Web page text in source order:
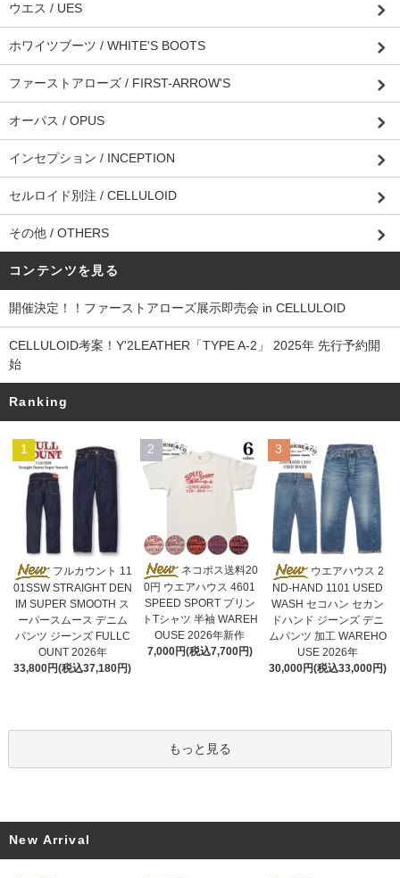
ウエス / UES
ホワイツブーツ / WHITE'S BOOTS
ファーストアローズ / FIRST-ARROW'S
オーパス / OPUS
インセプション / INCEPTION
セルロイド別注 / CELLULOID
その他 / OTHERS
コンテンツを見る
開催決定！！ファーストアローズ展示即売会 in CELLULOID
CELLULOID考案！Y'2LEATHER「TYPE A-2」 2025年 先行予約開
始
Ranking
1
フルカウント 11
01SSW STRAIGHT DEN
IM SUPER SMOOTH ス
ーパースムース デニム
パンツ ジーンズ FULLC
OUNT 2026年
33,800円(税込37,180円)
2
ネコポス送料20
0円 ウエアハウス 4601
SPEED SPORT プリン
トTシャツ 半袖 WAREH
OUSE 2026年新作
7,000円(税込7,700円)
3
ウエアハウス 2
ND-HAND 1101 USED
WASH セコハン セカン
ドハンド ジーンズ デニ
ムパンツ 加工 WAREHO
USE 2026年
30,000円(税込33,000円)
もっと見る
New Arrival